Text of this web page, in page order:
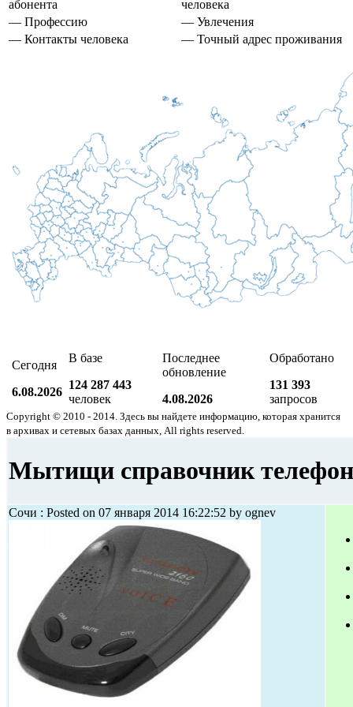
абонента
человека
— Профессию
— Увлечения
— Контакты человека
— Точный адрес проживания
Сегодня
6.08.2026
В базе
124 287 443
человек
Последнее
обновление
4.08.2026
Обработано
131 393
запросов
Copyright © 2010 - 2014. Здесь вы найдете информацию, которая хранится
в архивах и сетевых базах данных, All rights reserved.
Мытищи справочник
Сочи : Posted on 07 января 2014 16:22:52 by ognev